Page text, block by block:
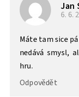
Jan
6. 6.
Máte tam sice
nedává smysl,
hru.
Odpovědět